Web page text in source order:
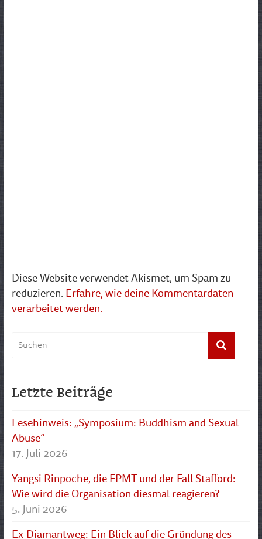
Diese Website verwendet Akismet, um Spam zu
reduzieren. Erfahre, wie deine Kommentardaten
verarbeitet werden.
Letzte Beiträge
Lesehinweis: „Symposium: Buddhism and Sexual
Abuse“
17. Juli 2026
Yangsi Rinpoche, die FPMT und der Fall Stafford:
Wie wird die Organisation diesmal reagieren?
5. Juni 2026
Ex-Diamantweg: Ein Blick auf die Gründung des